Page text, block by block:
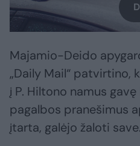
Majamio-Deido
„Daily Mail“ patvirtino,
į P. Hiltono namus
pagalbos pranešimus
įtarta, galėjo žaloti save.